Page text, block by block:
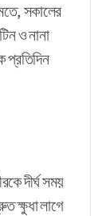
সকালের
ও নানা
প্রতিদিন
দীর্ঘ সময়
ক্ষুধা লাগে